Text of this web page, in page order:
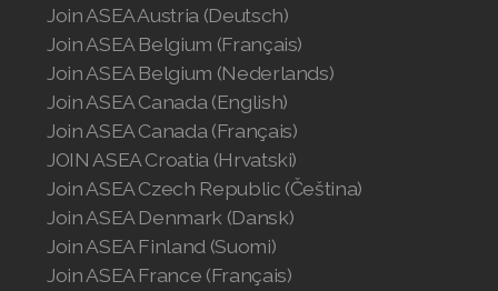
Join ASEA Austria (Deutsch)
Join ASEA Belgium (Français)
Join ASEA Belgium (Nederlands)
Join ASEA Canada (English)
Join ASEA Canada (Français)
JOIN ASEA Croatia (Hrvatski)
Join ASEA Czech Republic (Čeština)
Join ASEA Denmark (Dansk)
Join ASEA Finland (Suomi)
Join ASEA France (Français)
Join ASEA Switzerland (Deutsch)
Join ASEA Switzerland (Français)
Join ASEA Taiwan (中文)
Join ASEA Thailand (ไทย)
Join ASEA United Kingdom (English)
Join ASEA United States (English)